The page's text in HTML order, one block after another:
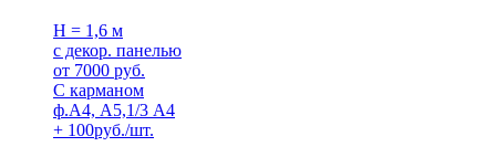
H = 1,6 м
с декор. панелью
от 7000 руб.
С карманом
ф.А4, А5,1/3 А4
+ 100руб./шт.